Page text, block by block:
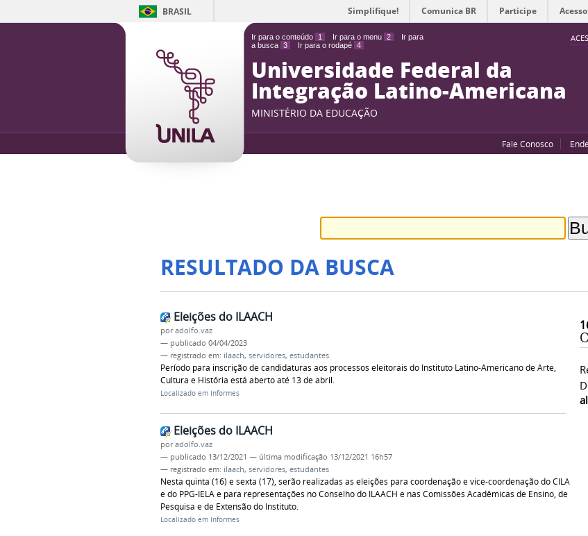
Ir para o conteúdo 1 Ir para o menu 2
Ir para
a busca 3 Ir para o rodapé 4
BRASIL Simplifique! Comunica BR Participe
Universidade Federal da
Integração Latino-Americana
MINISTÉRIO DA EDUCAÇÃO
Fale Conosco
RESULTADO DA BUSCA
Eleições do ILAACH
poradolfo.vaz
— publicado 04/04/2023
— registrado em: ilaach, servidores, estudantes
Período para inscrição de candidaturas aos processos eleitorais do Instituto Latino-Americano de Arte,
Cultura e História está aberto até 13 de abril.
Localizado em Informes
Eleições do ILAACH
poradolfo.vaz
— publicado 13/12/2021 — última modificação 13/12/2021 16h57
— registrado em: ilaach, servidores, estudantes
Nesta quinta (16) e sexta (17), serão realizadas as eleições para coordenação e vice-coordenação do CILA
e do PPG-IELA e para representações no Conselho do ILAACH e nas Comissões Acadêmicas de Ensino, de
Pesquisa e de Extensão do Instituto.
Localizado em Informes